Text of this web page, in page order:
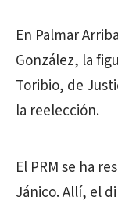
En Palmar
González, la
Toribio, de
la reelección.
El PRM se ha
Jánico. Allí, el